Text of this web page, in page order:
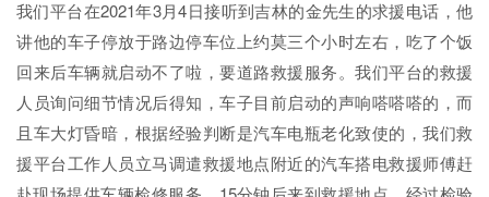
我们平台在2021年3月4日接听到吉林的金先生的求援电话，他
讲他的车子停放于路边停车位上约莫三个小时左右，吃了个饭
回来后车辆就启动不了啦，要道路救援服务。我们平台的救援
人员询问细节情况后得知，车子目前启动的声响嗒嗒嗒的，而
且车大灯昏暗，根据经验判断是汽车电瓶老化致使的，我们救
援平台工作人员立马调遣救援地点附近的汽车搭电救援师傅赶